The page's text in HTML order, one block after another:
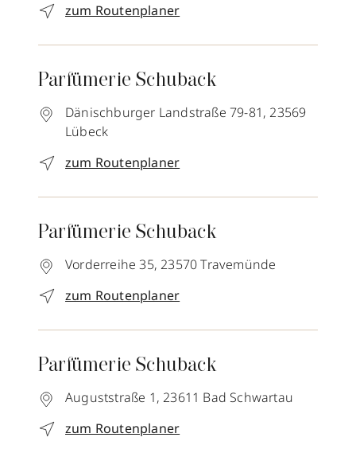
zum Routenplaner
Parfümerie Schuback
Dänischburger Landstraße 79-81, 23569
Lübeck
zum Routenplaner
Parfümerie Schuback
Vorderreihe 35, 23570 Travemünde
zum Routenplaner
Parfümerie Schuback
Auguststraße 1, 23611 Bad Schwartau
zum Routenplaner